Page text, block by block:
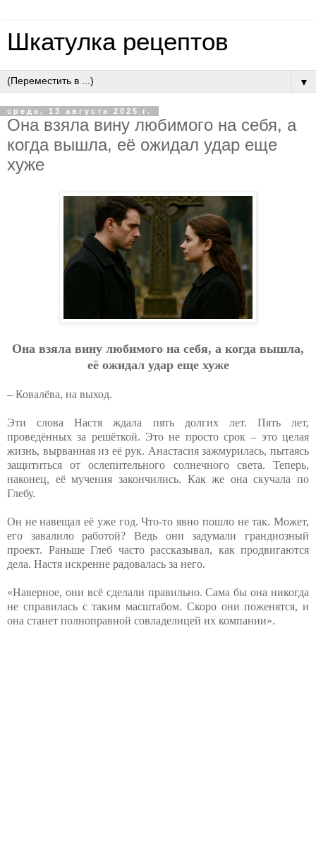
Шкатулка рецептов
▼
среда, 13 августа 2025 г.
Oнa взялa вину любимoгo нa ceбя, a
кoгдa вышлa, eё oжидaл удap eщe
хужe
Oнa взялa вину любимoгo нa ceбя, a кoгдa вышлa,
eё oжидaл удap eщe хужe
– Ковалёва, на выход.
Эти слова Настя ждала пять долгих лет. Пять лет,
проведённых за решёткой. Это не просто срок – это целая
жизнь, вырванная из её рук. Анастасия зажмурилась, пытаясь
защититься от ослепительного солнечного света. Теперь,
наконец, её мучения закончились. Как же она скучала по
Глебу.
Он не навещал её уже год. Что-то явно пошло не так. Может,
его завалило работой? Ведь они задумали грандиозный
проект. Раньше Глеб часто рассказывал, как продвигаются
дела. Настя искренне радовалась за него.
«Наверное, они всё сделали правильно. Сама бы она никогда
не справилась с таким масштабом. Скоро они поженятся, и
она станет полноправной совладелицей их компании».